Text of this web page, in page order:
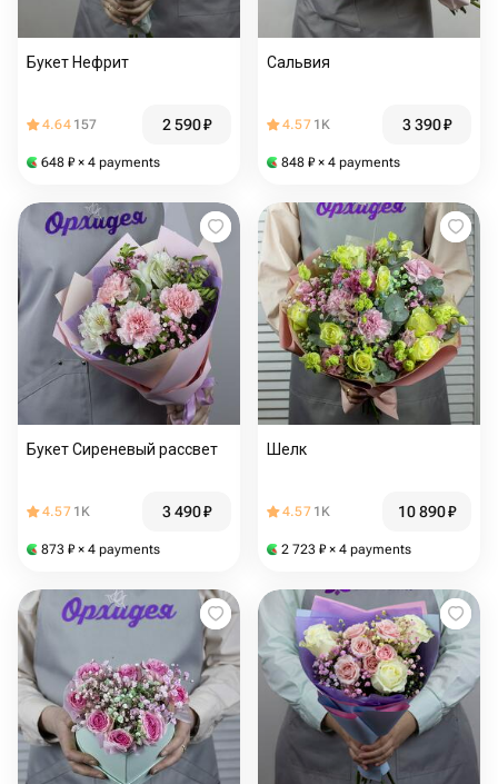
Букет Нефрит
4.64 157 2 590₽
648 ₽ × 4 payments
Сальвия
4.57 1K 3 390₽
848 ₽ × 4 payments
Букет Сиреневый рассвет
4.57 1K 3 490₽
873 ₽ × 4 payments
Шелк
4.57 1K 10 890₽
2 723 ₽ × 4 payments